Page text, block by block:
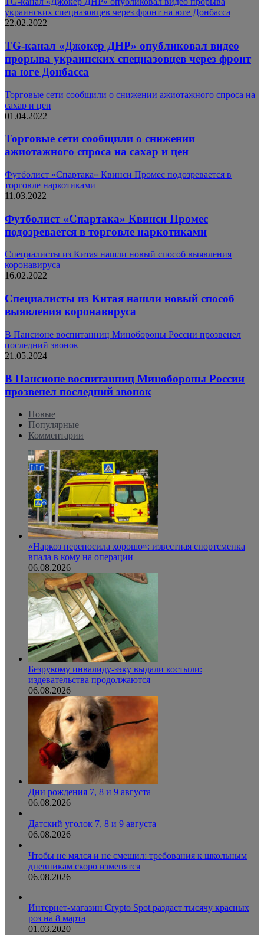
украинских спецназовцев через фронт на юге Донбасса
22.02.2022
TG-канал «Джокер ДНР» опубликовал видео
прорыва украинских спецназовцев через фронт
на юге Донбасса
Торговые сети сообщили о снижении ажиотажного спроса на
сахар и цен
01.04.2022
Торговые сети сообщили о снижении
ажиотажного спроса на сахар и цен
Футболист «Спартака» Квинси Промес подозревается в
торговле наркотиками
11.03.2022
Футболист «Спартака» Квинси Промес
подозревается в торговле наркотиками
Специалисты из Китая нашли новый способ выявления
коронавируса
16.02.2022
Специалисты из Китая нашли новый способ
выявления коронавируса
В Пансионе воспитанниц Минобороны России прозвенел
последний звонок
21.05.2024
В Пансионе воспитанниц Минобороны России
прозвенел последний звонок
Новые
Популярные
Комментарии
«Наркоз переносила хорошо»: известная спортсменка
впала в кому на операции
06.08.2026
Безрукому инвалиду-зэку выдали костыли:
издевательства продолжаются
06.08.2026
Дни рождения 7, 8 и 9 августа
06.08.2026
Датский уголок 7, 8 и 9 августа
06.08.2026
Чтобы не мялся и не смешил: требования к школьным
дневникам скоро изменятся
06.08.2026
Интернет-магазин Crypto Spot раздаст тысячу красных
роз на 8 марта
01.03.2020